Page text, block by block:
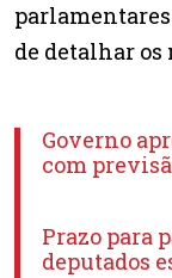
de detalhar os
Governo
com
Prazo para
deputados